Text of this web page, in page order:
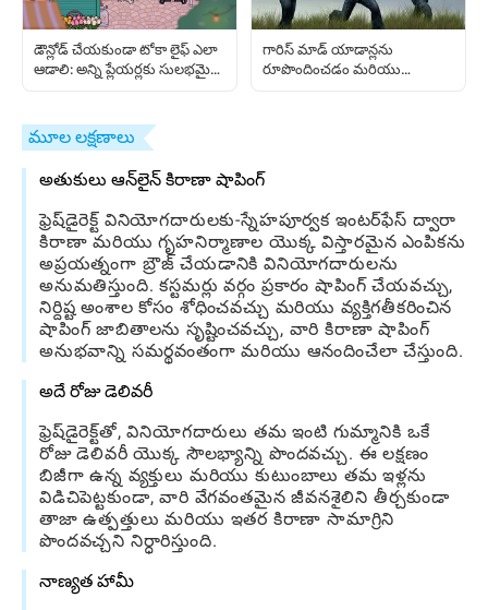
డౌన్లోడ్ చేయకుండా టోకా లైఫ్ ఎలా
ఆడాలి: అన్ని ప్లేయర్లకు సులభమైన
గారిస్ మాడ్ యాడాన్లను
రూపొందించడం మరియు
మూల లక్షణాలు
అతుకులు ఆన్‌లైన్ కిరాణా షాపింగ్
ఫ్రెష్‌డైరెక్ట్ వినియోగదారులకు-స్నేహపూర్వక ఇంటర్‌ఫేస్ ద్వారా
కిరాణా మరియు గృహనిర్మాణాల యొక్క విస్తారమైన ఎంపికను
అప్రయత్నంగా బ్రౌజ్ చేయడానికి వినియోగదారులను
అనుమతిస్తుంది. కస్టమర్లు వర్గం ప్రకారం షాపింగ్ చేయవచ్చు,
నిర్దిష్ట అంశాల కోసం శోధించవచ్చు మరియు వ్యక్తిగతీకరించిన
షాపింగ్ జాబితాలను సృష్టించవచ్చు, వారి కిరాణా షాపింగ్
అనుభవాన్ని సమర్థవంతంగా మరియు ఆనందించేలా చేస్తుంది.
అదే రోజు డెలివరీ
ఫ్రెష్‌డైరెక్ట్‌తో, వినియోగదారులు తమ ఇంటి గుమ్మానికి ఒకే
రోజు డెలివరీ యొక్క సౌలభ్యాన్ని పొందవచ్చు. ఈ లక్షణం
బిజీగా ఉన్న వ్యక్తులు మరియు కుటుంబాలు తమ ఇళ్లను
విడిచిపెట్టకుండా, వారి వేగవంతమైన జీవనశైలిని తీర్చకుండా
తాజా ఉత్పత్తులు మరియు ఇతర కిరాణా సామాగ్రిని
పొందవచ్చని నిర్ధారిస్తుంది.
నాణ్యత హామీ